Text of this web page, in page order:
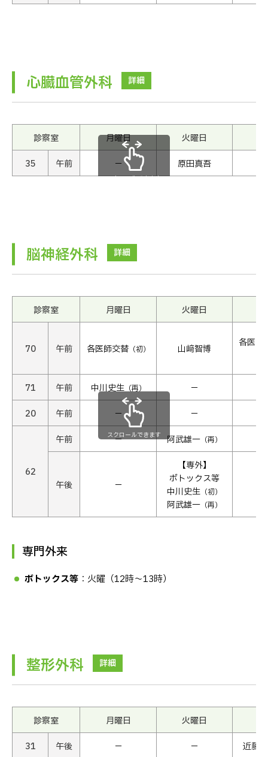
心臓血管外科 詳細
診察室 月曜日 火曜日
35 午前 − 原田真吾
スクロールできます
脳神経外科 詳細
診察室 月曜日 火曜日
70 午前 各医師交替（初） 山﨑智博
各医師
71 午前 中川史生（再） −
20 午前 − −
62
午前 − 阿武雄一 （再）
午後 −
【専外】
ボトックス等
中川史生 （初）
阿武雄一 （再）
スクロールできます
専門外来
ボトックス等 ：火曜（12時〜13時）
整形外科 詳細
診察室 月曜日 火曜日
31 午後 − − 近藤